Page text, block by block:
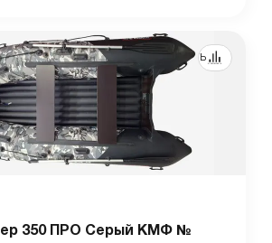
Сравнить
350 ПРО Серый КМФ №